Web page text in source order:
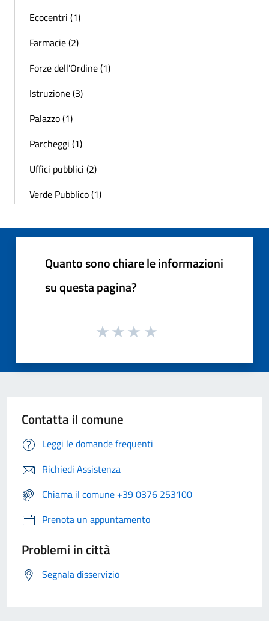
Ecocentri (1)
Farmacie (2)
Forze dell'Ordine (1)
Istruzione (3)
Palazzo (1)
Parcheggi (1)
Uffici pubblici (2)
Verde Pubblico (1)
Quanto sono chiare le informazioni
su questa pagina?
Contatta il comune
Leggi le domande frequenti
Richiedi Assistenza
Chiama il comune +39 0376 253100
Prenota un appuntamento
Problemi in città
Segnala disservizio